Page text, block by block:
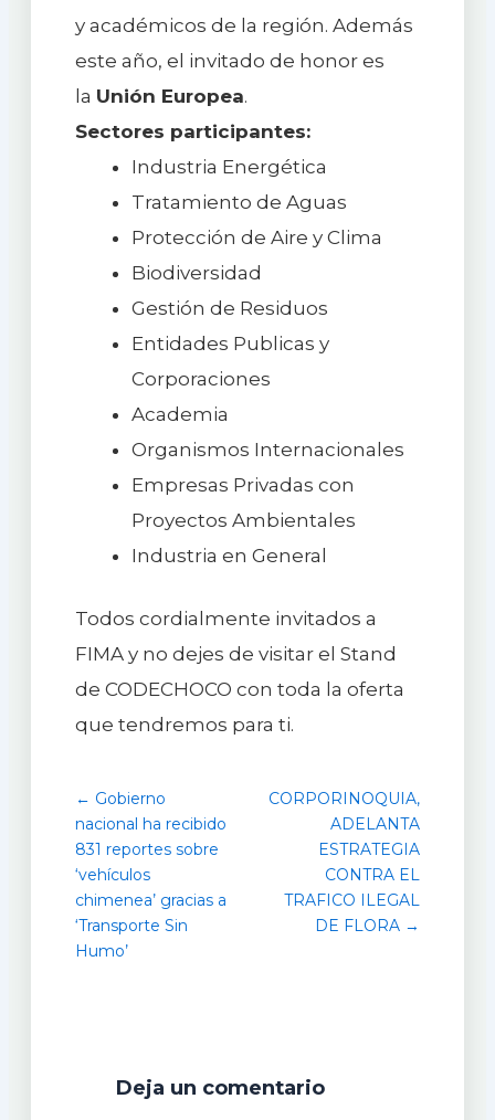
y académicos de la región. Además
este año, el invitado de honor es
la Unión Europea.
Sectores participantes:
Industria Energética
Tratamiento de Aguas
Protección de Aire y Clima
Biodiversidad
Gestión de Residuos
Entidades Publicas y
Corporaciones
Academia
Organismos Internacionales
Empresas Privadas con
Proyectos Ambientales
Industria en General
Todos cordialmente invitados a
FIMA y no dejes de visitar el Stand
de CODECHOCO con toda la oferta
que tendremos para ti.
← Gobierno
nacional ha recibido
831 reportes sobre
‘vehículos
chimenea’ gracias a
‘Transporte Sin
Humo’
CORPORINOQUIA,
ADELANTA
ESTRATEGIA
CONTRA EL
TRAFICO ILEGAL
DE FLORA →
Deja un comentario